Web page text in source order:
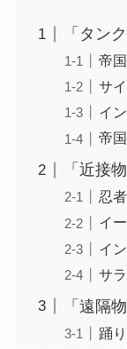
「タン
帝
サ
イ
帝
「近接
忍者
イ
イ
サ
「遠隔
踊